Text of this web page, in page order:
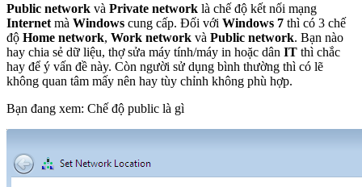
Public network và Private network là chế độ kết nối mạng
Internet mà Windows cung cấp. Đối với Windows 7 thì có 3 chế
độ Home network, Work network và Public network. Bạn nào
hay chia sẻ dữ liệu, thợ sửa máy tính/máy in hoặc dân IT thì chắc
hay để ý vấn đề này. Còn người sử dụng bình thường thì có lẽ
không quan tâm mấy nên hay tùy chỉnh không phù hợp.
Bạn đang xem: Chế độ public là gì